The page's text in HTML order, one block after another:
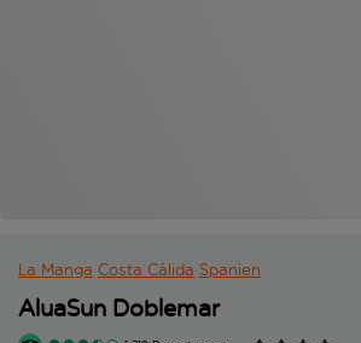
La Manga Costa Cálida Spanien
AluaSun Doblemar